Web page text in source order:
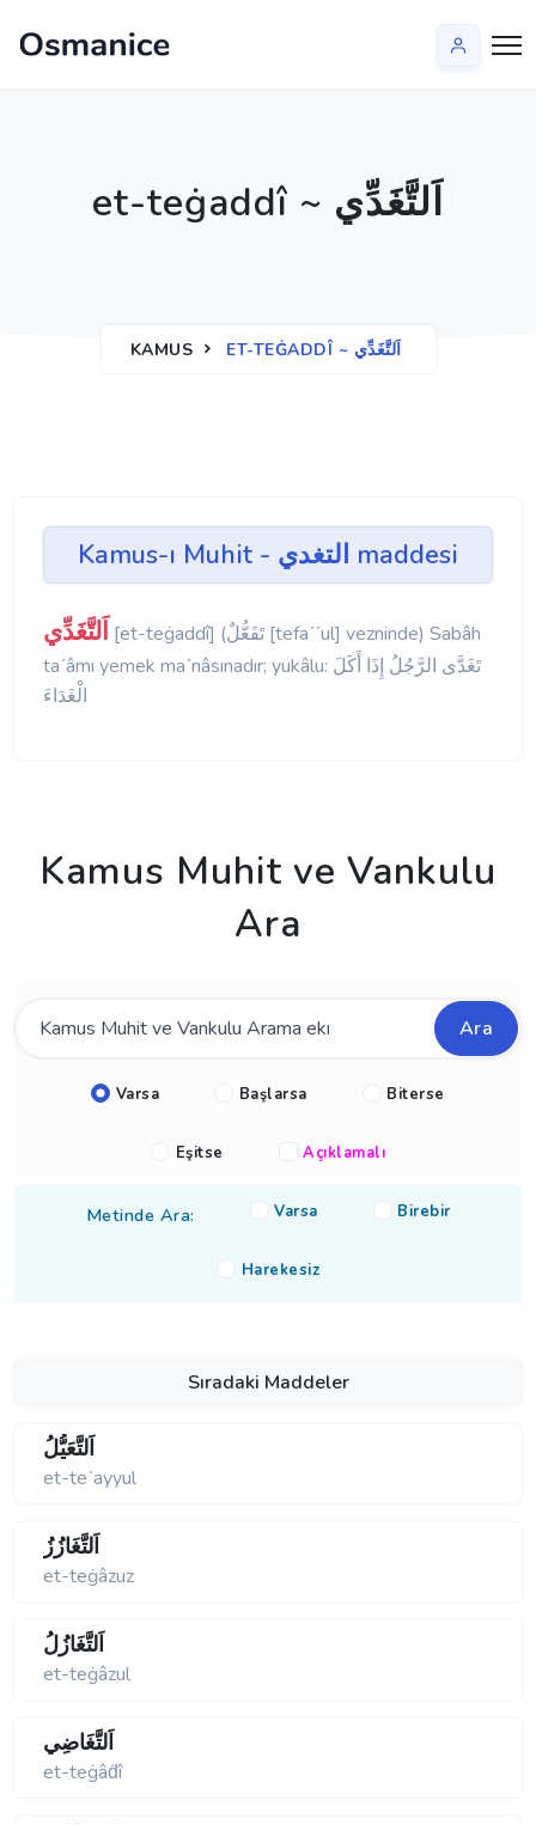
et-teġaddî ~ اَلتَّغَدِّي
KAMUS ET-TEĠADDÎ ~ اَلتَّغَدِّي
Kamus-ı Muhit - التغدي maddesi
اَلتَّغَدِّي [et-teġaddî] (تَفَعُّلٌ [tefaʹʹul] vezninde) Sabâh
taʹâmı yemek maʹnâsınadır; yukâlu: تَغَدَّى الرَّجُلُ إِذَا أَكَلَ
الْغَدَاءَ
Kamus Muhit ve Vankulu
Ara
Ara
Varsa Başlarsa Biterse
Eşitse Açıklamalı
Metinde Ara: Varsa Birebir
Harekesiz
Sıradaki Maddeler
اَلتَّعَيُّلُ
et-teʹayyul
اَلتَّغَازُزُ
et-teġâzuz
اَلتَّغَازُلُ
et-teġâzul
اَلتَّغَاضِي
et-teġâḋî